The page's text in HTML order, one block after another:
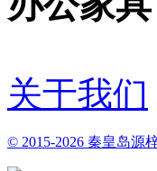
关于我们
© 2015-2026 秦皇岛源